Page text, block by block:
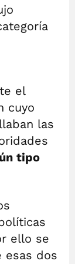
el
cuyo
las
tipo
ello se
esas dos